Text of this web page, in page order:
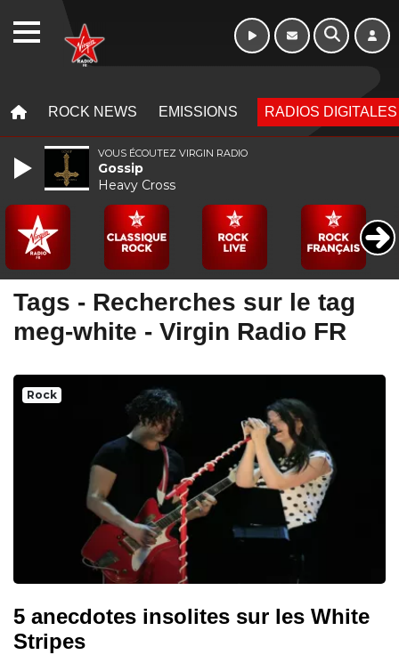
ROCK NEWS EMISSIONS RADIOS DIGITALES
Tags - Recherches sur le tag
meg-white - Virgin Radio FR
Rock
5 anecdotes insolites sur les White
Stripes
VOUS ÉCOUTEZ VIRGIN RADIO
Gossip
Heavy Cross
WEBRADIO Week-end de 16h
à 20h